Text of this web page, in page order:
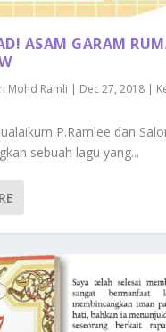
ASAM GARAM
Mohd Ramli | Dec 27, 2018 |
P.Ramlee dan
sebuah lagu yang...